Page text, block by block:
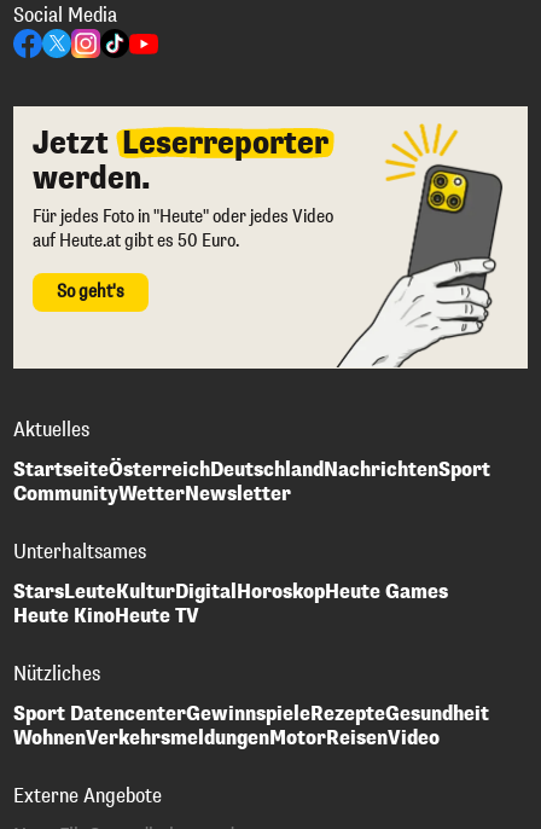
Social Media
Jetzt Leserreporter
werden.
Für jedes Foto in "Heute" oder jedes Video
auf Heute.at gibt es 50 Euro.
So geht's
Aktuelles
StartseiteÖsterreichDeutschlandNachrichtenSport
CommunityWetterNewsletter
Unterhaltsames
StarsLeuteKulturDigitalHoroskopHeute Games
Heute KinoHeute TV
Nützliches
Sport DatencenterGewinnspieleRezepteGesundheit
WohnenVerkehrsmeldungenMotorReisenVideo
Externe Angebote